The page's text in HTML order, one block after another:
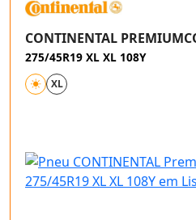
CONTINENTAL
275/45R19 XL XL 108Y
XL